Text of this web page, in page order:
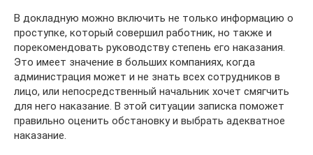
В докладную можно включить не только информацию о
проступке, который совершил работник, но также и
порекомендовать руководству степень его наказания.
Это имеет значение в больших компаниях, когда
администрация может и не знать всех сотрудников в
лицо, или непосредственный начальник хочет смягчить
для него наказание. В этой ситуации записка поможет
правильно оценить обстановку и выбрать адекватное
наказание.